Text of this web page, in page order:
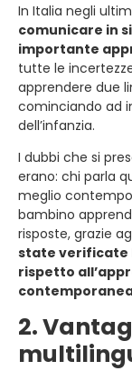
In Italia negli
comunicare in
importante
tutte le
apprendere due
cominciando ad
dell’infanzia.
I dubbi che si
erano: chi parla
meglio
bambino
risposte, grazie
state verificate
rispetto
2.